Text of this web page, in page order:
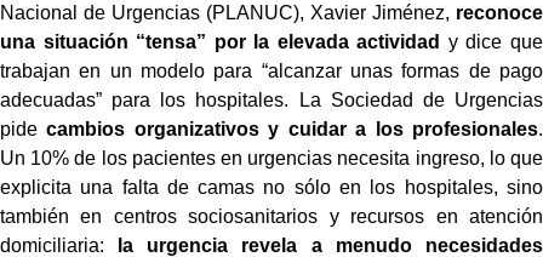
Nacional de Urgencias (PLANUC), Xavier Jiménez, reconoce
una situación “tensa” por la elevada actividad y dice que
trabajan en un modelo para “alcanzar unas formas de pago
adecuadas” para los hospitales. La Sociedad de Urgencias
pidecambios organizativos y cuidar a los profesionales.
Un 10% de los pacientes en urgencias necesita ingreso, lo que
explicita una falta de camas no sólo en los hospitales, sino
también en centros sociosanitarios y recursos en atención
domiciliaria:
la urgencia revela a menudo necesidades